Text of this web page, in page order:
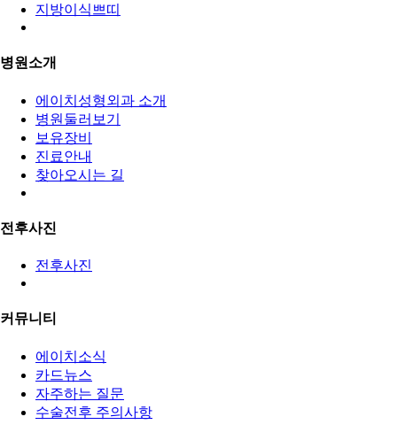
지방이식쁘띠
병원소개
에이치성형외과 소개
병원둘러보기
보유장비
진료안내
찾아오시는 길
전후사진
전후사진
커뮤니티
에이치소식
카드뉴스
자주하는 질문
수술전후 주의사항